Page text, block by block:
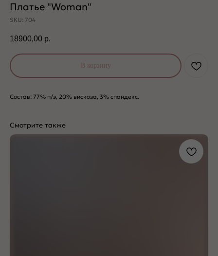
Платье "Woman"
SKU: 704
18900,00 р.
В корзину
Состав: 77% п/э, 20% вискоза, 3% спандекс.
Смотрите также